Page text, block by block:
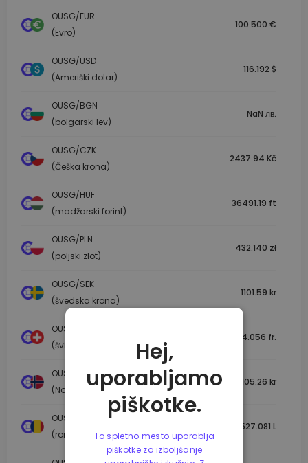
OUSG/EUR
(Evro)
100.500 €
OUSG/USD
(Ameriški dolar)
116.192 $
OUSG/BGN
(bolgarski lev)
NaN лв.
OUSG/CZK
(Češka krona)
2437.94 Kč
OUSG/HUF
(madžarski forint)
36491.19 ft
OUSG/PLN
(poljski zlot)
432.140 zł
OUSG/SEK
(švedska krona)
1101.59 kr
OUSG/CHF
(švicarski frank)
94.056 fr.
OUSG/NOK
(Norveška krona)
1105.26 kr
OUSG/RON
(romunski lev)
527.081 L
Hej,
uporabljamo
piškotke.
To spletno mesto uporablja
piškotke za izboljšanje